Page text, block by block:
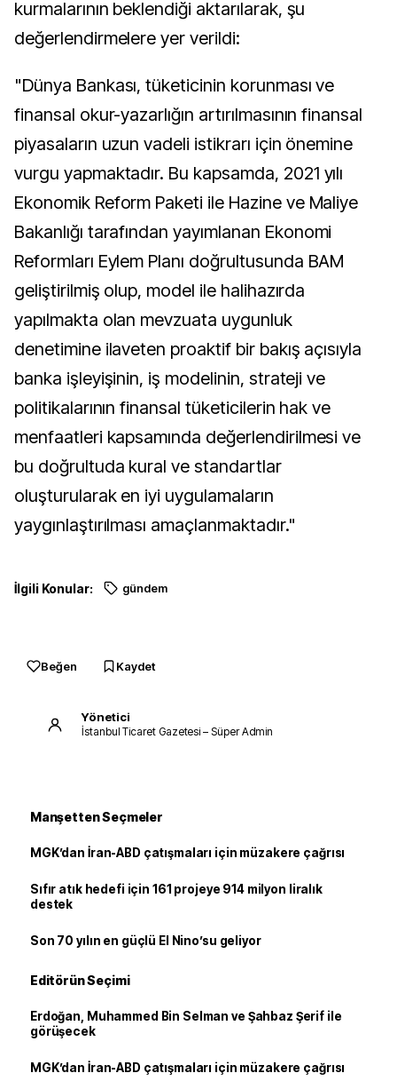
kurmalarının beklendiği aktarılarak, şu
değerlendirmelere yer verildi:
"Dünya Bankası, tüketicinin korunması ve
finansal okur-yazarlığın artırılmasının finansal
piyasaların uzun vadeli istikrarı için önemine
vurgu yapmaktadır. Bu kapsamda, 2021 yılı
Ekonomik Reform Paketi ile Hazine ve Maliye
Bakanlığı tarafından yayımlanan Ekonomi
Reformları Eylem Planı doğrultusunda BAM
geliştirilmiş olup, model ile halihazırda
yapılmakta olan mevzuata uygunluk
denetimine ilaveten proaktif bir bakış açısıyla
banka işleyişinin, iş modelinin, strateji ve
politikalarının finansal tüketicilerin hak ve
menfaatleri kapsamında değerlendirilmesi ve
bu doğrultuda kural ve standartlar
oluşturularak en iyi uygulamaların
yaygınlaştırılması amaçlanmaktadır."
İlgili Konular: gündem
Beğen Kaydet
Yönetici
İstanbul Ticaret Gazetesi – Süper Admin
Manşetten Seçmeler
MGK’dan İran-ABD çatışmaları için müzakere çağrısı
Sıfır atık hedefi için 161 projeye 914 milyon liralık
destek
Son 70 yılın en güçlü El Nino’su geliyor
Editörün Seçimi
Erdoğan, Muhammed Bin Selman ve Şahbaz Şerif ile
görüşecek
MGK’dan İran-ABD çatışmaları için müzakere çağrısı